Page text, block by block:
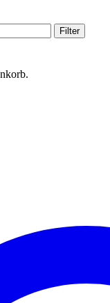
Filter